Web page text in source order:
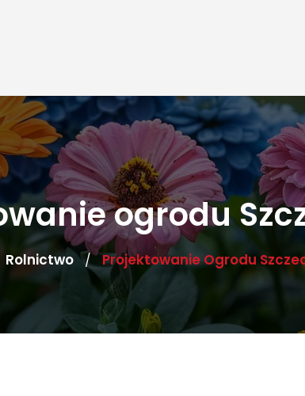
ogrodu
Rolnictwo / Projektowanie Ogrodu